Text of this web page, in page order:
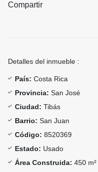
Compartir
Detalles del inmueble :
País: Costa Rica
Provincia: San José
Ciudad: Tibás
Barrio: San Juan
Código: 8520369
Estado: Usado
Área Construida: 450 m²